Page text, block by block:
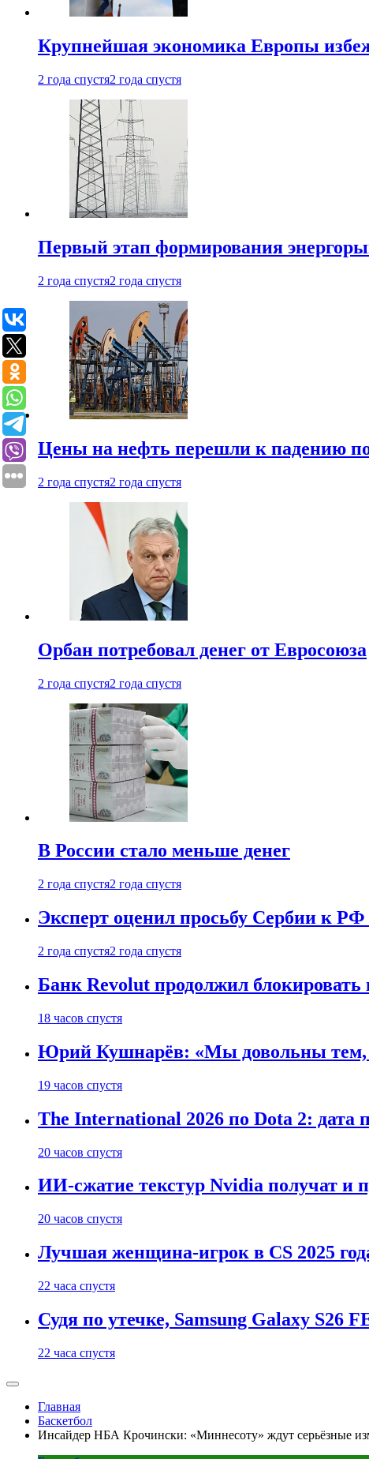
Крупнейшая экономика Европы
2 года спустя2 года спустя
Первый этап формирования
2 года спустя2 года спустя
Цены на нефть перешли к падению
2 года спустя2 года спустя
Орбан потребовал денег от Евросоюза
2 года спустя2 года спустя
В России стало меньше денег
2 года спустя2 года спустя
Эксперт оценил просьбу Сербии к РФ
2 года спустя2 года спустя
Банк Revolut продолжил
18 часов спустя
Юрий Кушнарёв: «Мы довольны тем,
19 часов спустя
The International 2026 по Dota 2: дата
20 часов спустя
ИИ-сжатие текстур Nvidia получат и
20 часов спустя
Лучшая женщина-игрок в CS 2025
22 часа спустя
Судя по утечке, Samsung Galaxy S26
22 часа спустя
Главная
Баскетбол
Инсайдер НБА Крочински: «Миннесоту» ждут серьёзные